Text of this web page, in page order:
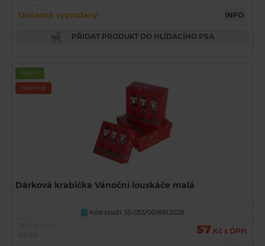
Dočasně vyprodaný INFO
PŘIDAT PRODUKT DO HLÍDACÍHO PSA
Akční
Novinka
Dárková krabička Vánoční louskáče malá
U
Kód zboží: 55-053/00/8912028
57 Kč s DPH